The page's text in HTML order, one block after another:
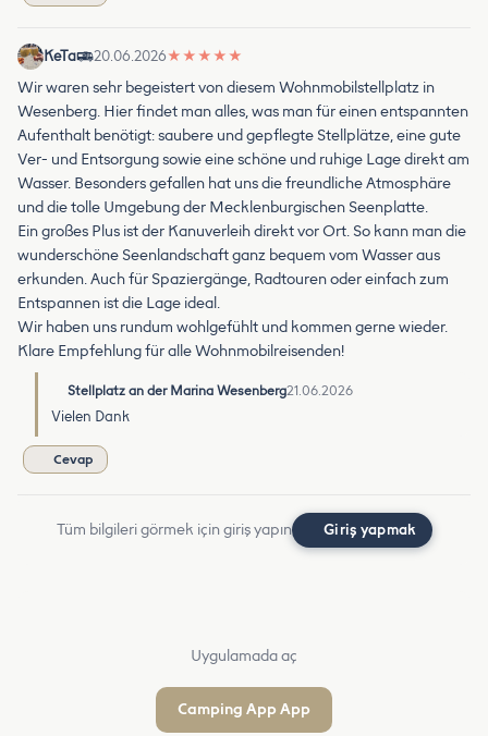
KeTa 20.06.2026★ ★ ★ ★ ★
Wir waren sehr begeistert von diesem Wohnmobilstellplatz in
Wesenberg. Hier findet man alles, was man für einen entspannten
Aufenthalt benötigt: saubere und gepflegte Stellplätze, eine gute
Ver- und Entsorgung sowie eine schöne und ruhige Lage direkt am
Wasser. Besonders gefallen hat uns die freundliche Atmosphäre
und die tolle Umgebung der Mecklenburgischen Seenplatte.
Ein großes Plus ist der Kanuverleih direkt vor Ort. So kann man die
wunderschöne Seenlandschaft ganz bequem vom Wasser aus
erkunden. Auch für Spaziergänge, Radtouren oder einfach zum
Entspannen ist die Lage ideal.
Wir haben uns rundum wohlgefühlt und kommen gerne wieder.
Klare Empfehlung für alle Wohnmobilreisenden!
Stellplatz an der Marina Wesenberg21.06.2026
Vielen Dank
Cevap
Tüm bilgileri görmek için giriş yapın Giriş yapmak
Uygulamada aç
Camping App App